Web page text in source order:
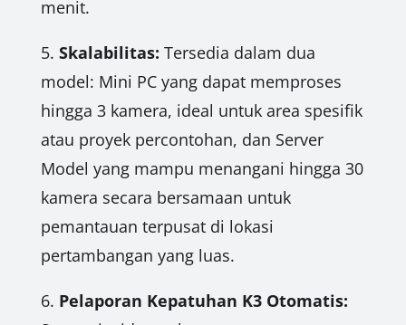
menit.
5. Skalabilitas: Tersedia dalam dua
model: Mini PC yang dapat memproses
hingga 3 kamera, ideal untuk area spesifik
atau proyek percontohan, dan Server
Model yang mampu menangani hingga 30
kamera secara bersamaan untuk
pemantauan terpusat di lokasi
pertambangan yang luas.
6. Pelaporan Kepatuhan K3 Otomatis: